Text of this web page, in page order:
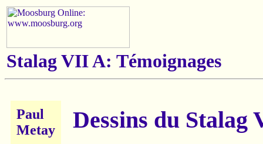
Stalag VII A: Témoignages
Paul
Metay
Dessins du Stalag